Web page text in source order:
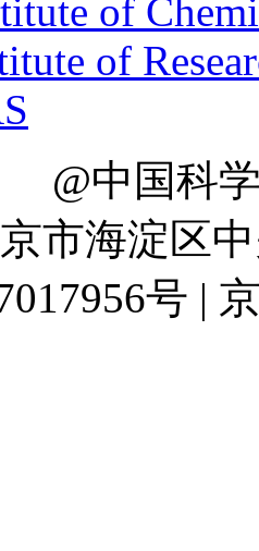
of
of
@中国科
市海淀区
号 |